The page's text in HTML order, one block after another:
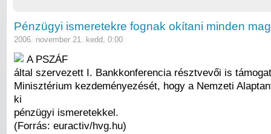
Pénzügyi ismeretekre fognak okítani minden
2006. november 21. kedd, 0:00
A PSZÁF
által szervezett I. Bankkonferencia résztvevői is
Minisztérium kezdeményezését, hogy a Nemzeti
ki
pénzügyi ismeretekkel.
(Forrás: euractiv/hvg.hu)